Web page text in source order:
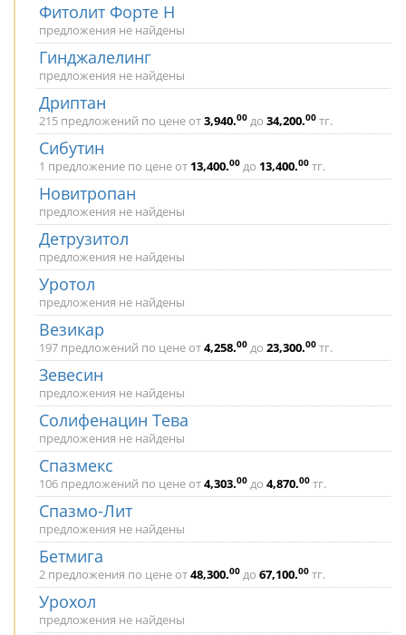
Фитолит Форте Н
предложения не найдены
Гинджалелинг
предложения не найдены
Дриптан
215 предложений по цене от3,940.00 до 34,200.00 тг.
Сибутин
1 предложение по цене от 13,400.00 до 13,400.00 тг.
Новитропан
предложения не найдены
Детрузитол
предложения не найдены
Уротол
предложения не найдены
Везикар
197 предложений по цене от4,258.00 до 23,300.00 тг.
Зевесин
предложения не найдены
Солифенацин Тева
предложения не найдены
Спазмекс
106 предложений по цене от4,303.00 до 4,870.00 тг.
Спазмо-Лит
предложения не найдены
Бетмига
2 предложения по цене от48,300.00 до 67,100.00 тг.
Урохол
предложения не найдены